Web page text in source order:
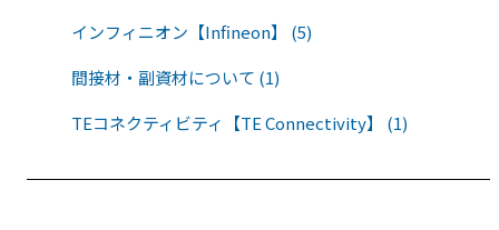
インフィニオン【Infineon】 (5)
間接材・副資材について (1)
TEコネクティビティ【TE Connectivity】 (1)